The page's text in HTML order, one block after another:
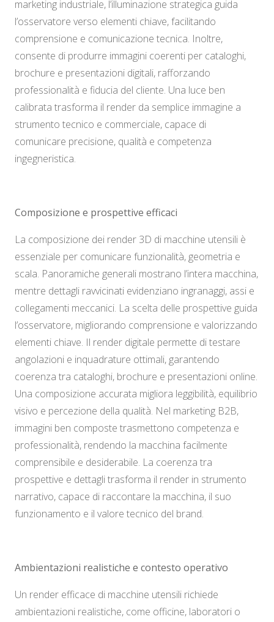
marketing industriale, l’illuminazione strategica guida
l’osservatore verso elementi chiave, facilitando
comprensione e comunicazione tecnica. Inoltre,
consente di produrre immagini coerenti per cataloghi,
brochure e presentazioni digitali, rafforzando
professionalità e fiducia del cliente. Una luce ben
calibrata trasforma il render da semplice immagine a
strumento tecnico e commerciale, capace di
comunicare precisione, qualità e competenza
ingegneristica.
Composizione e prospettive efficaci
La composizione dei render 3D di macchine utensili è
essenziale per comunicare funzionalità, geometria e
scala. Panoramiche generali mostrano l’intera macchina,
mentre dettagli ravvicinati evidenziano ingranaggi, assi e
collegamenti meccanici. La scelta delle prospettive guida
l’osservatore, migliorando comprensione e valorizzando
elementi chiave. Il render digitale permette di testare
angolazioni e inquadrature ottimali, garantendo
coerenza tra cataloghi, brochure e presentazioni online.
Una composizione accurata migliora leggibilità, equilibrio
visivo e percezione della qualità. Nel marketing B2B,
immagini ben composte trasmettono competenza e
professionalità, rendendo la macchina facilmente
comprensibile e desiderabile. La coerenza tra
prospettive e dettagli trasforma il render in strumento
narrativo, capace di raccontare la macchina, il suo
funzionamento e il valore tecnico del brand.
Ambientazioni realistiche e contesto operativo
Un render efficace di macchine utensili richiede
ambientazioni realistiche, come officine, laboratori o